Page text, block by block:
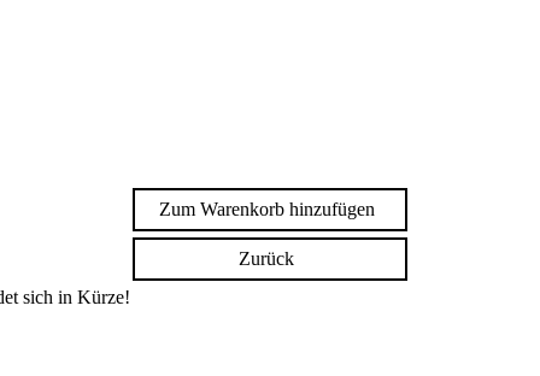
Zum Warenkorb hinzufügen
Zurück
sich in Kürze!